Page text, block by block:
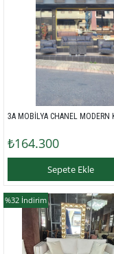
₺164.300
Sepete Ekle
%32 İndirim